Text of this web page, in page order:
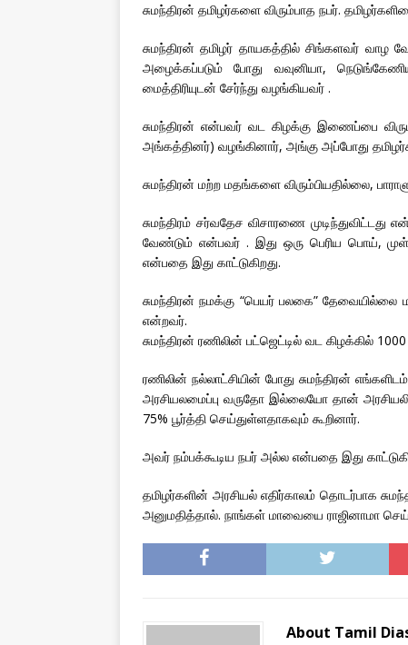
சுமந்திரன் தமிழர்களை விரும்பாத நபர்.
சுமந்திரன் தமிழர் தாயகத்தில் சிங்களவர் வாழ
அழைக்கப்படும் போது வவுனியா,
மைத்திரியுடன் சேர்ந்து வழங்கியவர் .
சுமந்திரன் என்பவர் வட கிழக்கு இணைப்பை
அங்கத்தினர்) வழங்கினார், அங்கு அப்போது
சுமந்திரன் மற்ற மதங்களை விரும்பியதில்லை,
சுமந்திரம் சர்வதேச விசாரணை
வேண்டும் என்பவர் . இது ஒரு பெரிய பொய்,
என்பதை இது காட்டுகிறது.
சுமந்திரன் நமக்கு “பெயர் பலகை” தேவையில்லை
என்றவர்.
சுமந்திரன் ரணிலின் பட்ஜெட்டில் வட கிழக்கில்
ரணிலின் நல்லாட்சியின் போது சுமந்திரன் எங்களிடம்
அரசியலமைப்பு வருதோ இல்லையோ தான்
75% பூர்த்தி செய்துள்ளதாகவும் கூறினார்.
அவர் நம்பக்கூடிய நபர் அல்ல என்பதை இது
தமிழர்களின் அரசியல் எதிர்காலம் தொடர்பாக
அனுமதித்தால். நாங்கள் மாவையை ராஜினாமா
About Tamil